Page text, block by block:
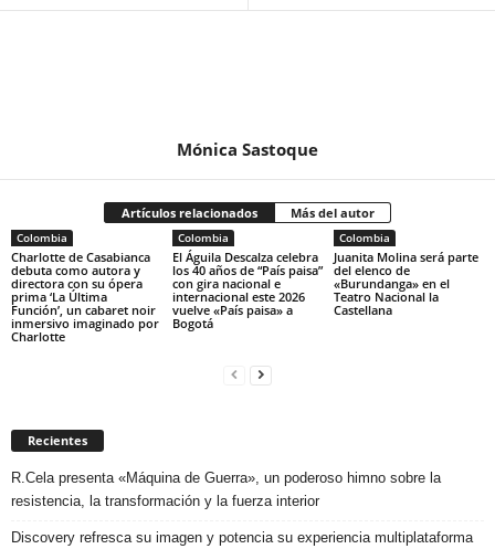
Mónica Sastoque
Artículos relacionados Más del autor
Colombia
Charlotte de Casabianca
debuta como autora y
directora con su ópera
prima ‘La Última
Función’, un cabaret noir
inmersivo imaginado por
Charlotte
Colombia
El Águila Descalza celebra
los 40 años de “País paisa”
con gira nacional e
internacional este 2026
vuelve «País paisa» a
Bogotá
Colombia
Juanita Molina será parte
del elenco de
«Burundanga» en el
Teatro Nacional la
Castellana
Recientes
R.Cela presenta «Máquina de Guerra», un poderoso himno sobre la
resistencia, la transformación y la fuerza interior
Discovery refresca su imagen y potencia su experiencia multiplataforma